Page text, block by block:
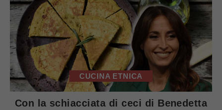
CUCINA ETNICA
Con la schiacciata di ceci di Benedetta